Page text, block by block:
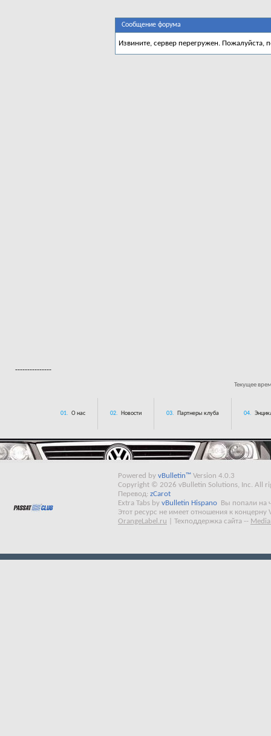
Сообщение форума
Извините, сервер перегружен. Пожалуйста,
---------------
Текущее
01. О нас 02. Новости 03. Партнеры клуба 04.
Powered by vBulletin™ Version 4.0.3
Copyright © 2026 vBulletin Solutions, Inc. All
Перевод: zCarot
Extra Tabs by vBulletin Hispano
Вы попали на
Этот ресурс не имеет отношения к концерну
OrangeLabel.ru
Техподдержка сайта --